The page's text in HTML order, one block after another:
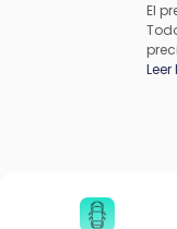
El
Leer